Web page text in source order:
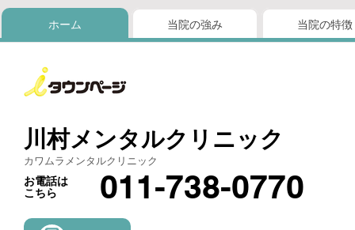
ホーム 当院の強み 当院の特徴
川村メンタルクリニック
カワムラメンタルクリニック
お電話は
こちら
011-738-0770